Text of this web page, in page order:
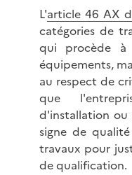
L'article 46 AX
catégories de
qui procède à
équipements,
au respect de
que
d'installation
signe de
travaux pour
de qualification.